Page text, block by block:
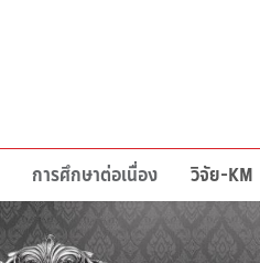
การศึกษาต่อเนื่อง วิจัย-KM